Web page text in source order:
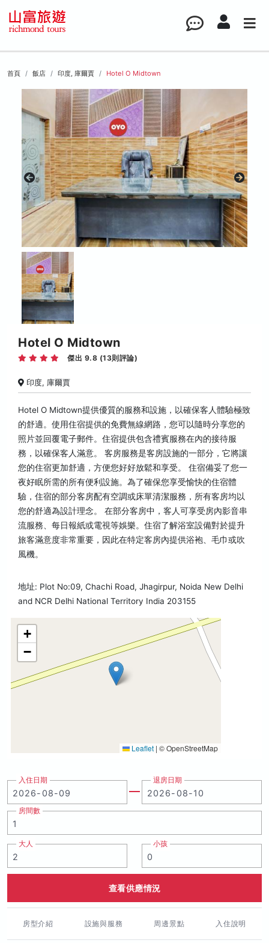
首頁 飯店 印度, 庫爾賈 Hotel O Midtown
Hotel O Midtown
傑出 9.8 (13則評論)
印度, 庫爾賈
Hotel O Midtown提供優質的服務和設施，以確保客人體驗極致
的舒適。使用住宿提供的免費無線網路，您可以隨時分享您的
照片並回覆電子郵件。住宿提供包含禮賓服務在內的接待服
務，以確保客人滿意。 客房服務是客房設施的一部分，它將讓
您的住宿更加舒適，方便您好好放鬆和享受。 住宿備妥了您一
夜好眠所需的所有便利設施。為了確保您享受愉快的住宿體
驗，住宿的部分客房配有空調或床單清潔服務，所有客房均以
您的舒適為設計理念。 在部分客房中，客人可享受房內影音串
流服務、每日報紙或電視等娛樂。住宿了解浴室設備對於提升
旅客滿意度非常重要，因此在特定客房內提供浴袍、毛巾或吹
風機。
地址: Plot No:09, Chachi Road, Jhagirpur, Noida New Delhi
and NCR Delhi National Territory India 203155
+
−
Leaflet | © OpenStreetMap
入住日期 退房日期
房間數
大人 小孩
查看供應情況
房型介紹 設施與服務 周邊景點 入住說明